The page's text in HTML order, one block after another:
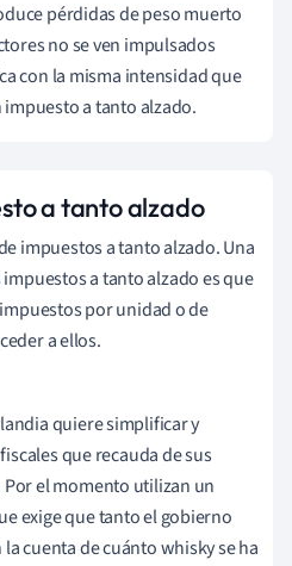
pérdidas de peso muerto
no se ven impulsados
con la misma intensidad que
a tanto alzado.
a tanto alzado
impuestos a tanto alzado. Una
a tanto alzado es que
por unidad o de
a ellos.
quiere simplificar y
que recauda de sus
el momento utilizan un
exige que tanto el gobierno
cuenta de cuánto whisky se ha